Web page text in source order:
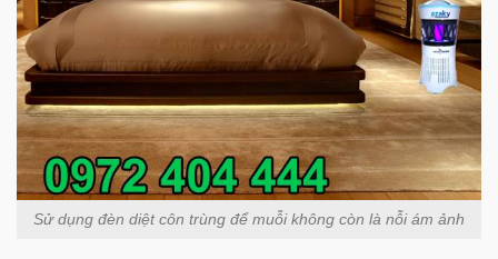
Sử dụng đèn diệt côn trùng để muỗi không còn là nỗi ám ảnh